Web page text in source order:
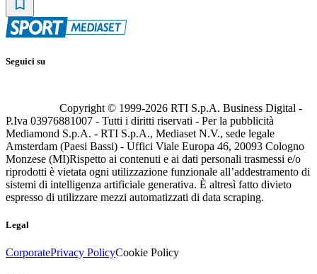
Seguici su
Copyright © 1999-2026 RTI S.p.A. Business Digital -
P.Iva 03976881007 - Tutti i diritti riservati - Per la pubblicità
Mediamond S.p.A. - RTI S.p.A., Mediaset N.V., sede legale
Amsterdam (Paesi Bassi) - Uffici Viale Europa 46, 20093 Cologno
Monzese (MI)Rispetto ai contenuti e ai dati personali trasmessi e/o
riprodotti è vietata ogni utilizzazione funzionale all’addestramento di
sistemi di intelligenza artificiale generativa. È altresì fatto divieto
espresso di utilizzare mezzi automatizzati di data scraping.
Legal
CorporatePrivacy PolicyCookie Policy